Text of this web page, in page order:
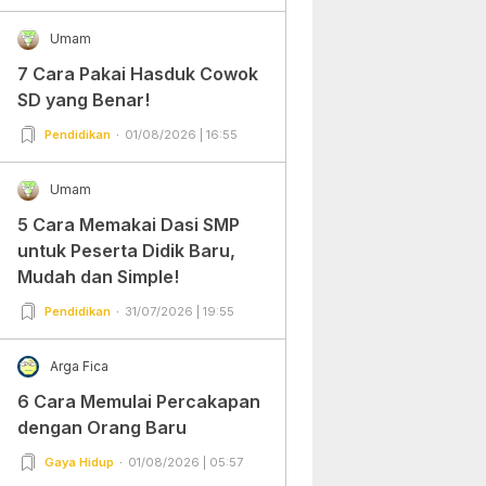
Umam
7 Cara Pakai Hasduk Cowok
SD yang Benar!
Pendidikan 01/08/2026 | 16:55
Umam
5 Cara Memakai Dasi SMP
untuk Peserta Didik Baru,
Mudah dan Simple!
Pendidikan 31/07/2026 | 19:55
Arga Fica
6 Cara Memulai Percakapan
dengan Orang Baru
Gaya Hidup 01/08/2026 | 05:57